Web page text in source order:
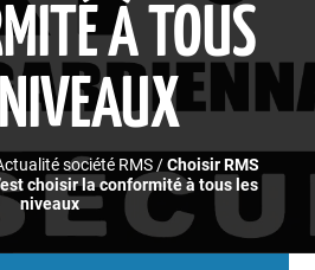
À TOUS
société RMS /Choisir RMS
choisir la conformité à tous les
niveaux